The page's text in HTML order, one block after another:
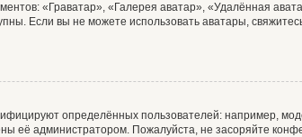
«Граватар», «Галерея аватар», «Удалённая
Если вы не можете использовать аватары,
определённых пользователей: например,
её администратором. Пожалуйста, не засоряйте